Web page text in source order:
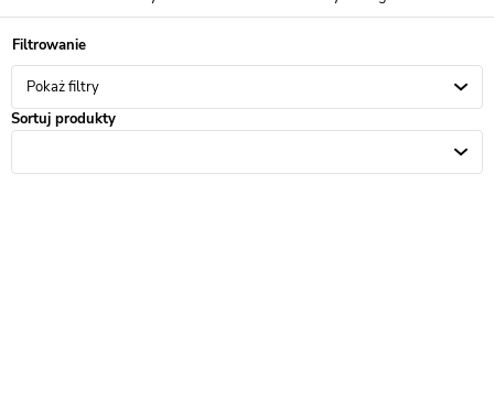
Pokaż filtry
Sortuj produkty